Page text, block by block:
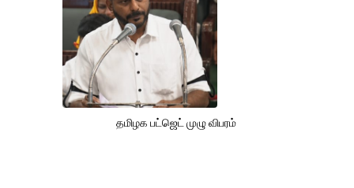
தமிழக பட்ஜெட் முழு விபரம்